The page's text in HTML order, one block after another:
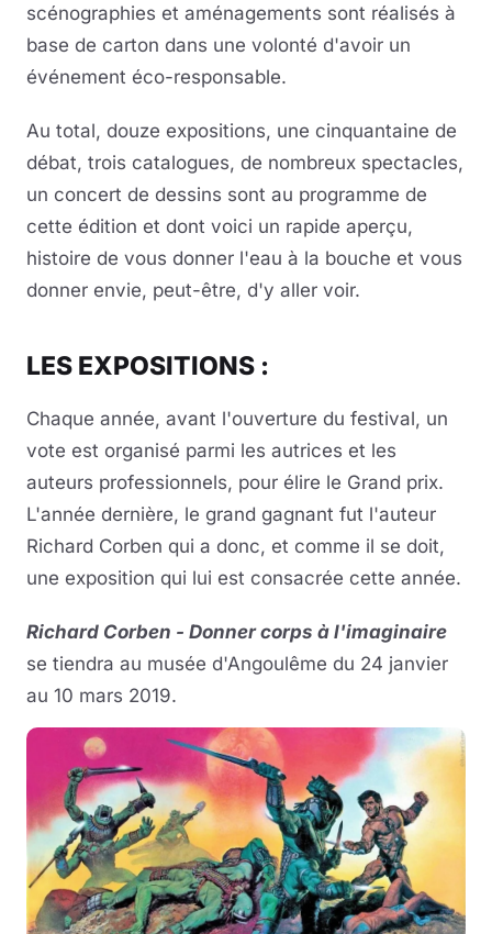
scénographies et aménagements sont réalisés à
base de carton dans une volonté d'avoir un
événement éco-responsable.
Au total, douze expositions, une cinquantaine de
débat, trois catalogues, de nombreux spectacles,
un concert de dessins sont au programme de
cette édition et dont voici un rapide aperçu,
histoire de vous donner l'eau à la bouche et vous
donner envie, peut-être, d'y aller voir.
LES EXPOSITIONS :
Chaque année, avant l'ouverture du festival, un
vote est organisé parmi les autrices et les
auteurs professionnels, pour élire le Grand prix.
L'année dernière, le grand gagnant fut l'auteur
Richard Corben qui a donc, et comme il se doit,
une exposition qui lui est consacrée cette année.
Richard Corben - Donner corps à l'imaginaire
se tiendra au musée d'Angoulême du 24 janvier
au 10 mars 2019.